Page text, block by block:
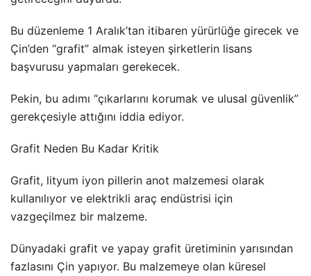
Bu düzenleme 1 Aralık’tan itibaren yürürlüğe girecek ve
Çin’den “grafit” almak isteyen şirketlerin lisans
başvurusu yapmaları gerekecek.
Pekin, bu adımı “çıkarlarını korumak ve ulusal güvenlik”
gerekçesiyle attığını iddia ediyor.
Grafit Neden Bu Kadar Kritik
Grafit, lityum iyon pillerin anot malzemesi olarak
kullanılıyor ve elektrikli araç endüstrisi için
vazgeçilmez bir malzeme.
Dünyadaki grafit ve yapay grafit üretiminin yarısından
fazlasını Çin yapıyor. Bu malzemeye olan küresel